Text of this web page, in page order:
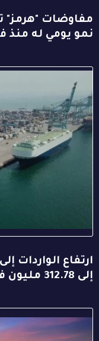
مفاوضات "هرمز"
نمو يومي له منذ
إلى 312.78 مليون في يونيو